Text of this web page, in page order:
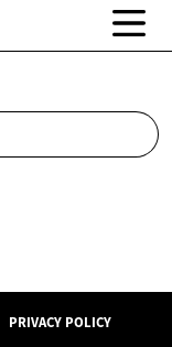
PRIVACY POLICY